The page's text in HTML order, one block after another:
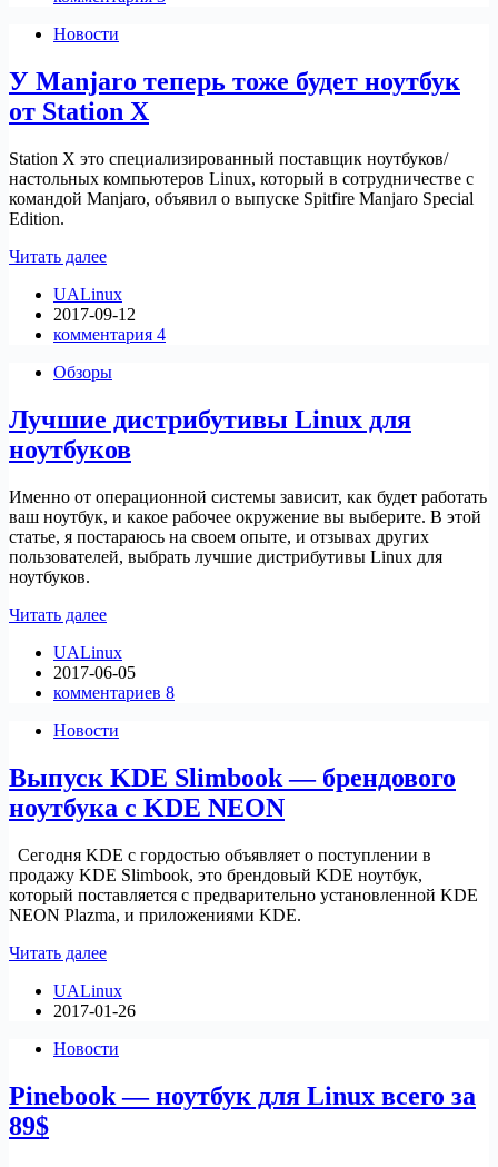
году
Новости
У Manjaro теперь тоже будет ноутбук
от Station X
Station X это специализированный поставщик ноутбуков/
настольных компьютеров Linux, который в сотрудничестве с
командой Manjaro, объявил о выпуске Spitfire Manjaro Special
Edition.
Читать далееУ
теперь
тоже
будет
от
X
UALinux
2017-09-12
комментария 4
Обзоры
Лучшие дистрибутивы Linux для
ноутбуков
Именно от операционной системы зависит, как будет работать
ваш ноутбук, и какое рабочее окружение вы выберите. В этой
статье, я постараюсь на своем опыте, и отзывах других
пользователей, выбрать лучшие дистрибутивы Linux для
ноутбуков.
Читать далееЛучшие
Linux
для
ноутбуков
UALinux
2017-06-05
комментариев 8
Новости
Выпуск KDE Slimbook — брендового
ноутбука с KDE NEON
Сегодня KDE с гордостью объявляет о поступлении в
продажу KDE Slimbook, это брендовый KDE ноутбук,
который поставляется с предварительно установленной KDE
NEON Plazma, и приложениями KDE.
Читать далееВыпуск
Slimbook
—
ноутбука
KDE
NEON
UALinux
2017-01-26
Новости
Pinebook — ноутбук для Linux всего за
89$